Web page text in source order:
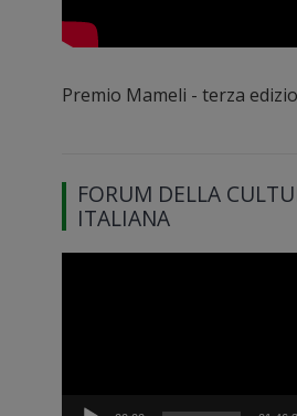
Premio Mameli - terza
FORUM DELLA
ITALIANA